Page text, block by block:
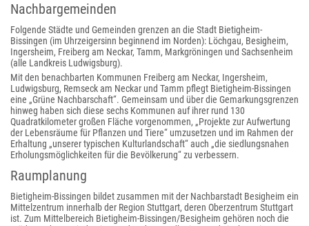
Nachbargemeinden
Folgende Städte und Gemeinden grenzen an die Stadt Bietigheim-
Bissingen (im Uhrzeigersinn beginnend im Norden): Löchgau, Besigheim,
Ingersheim, Freiberg am Neckar, Tamm, Markgröningen und Sachsenheim
(alle Landkreis Ludwigsburg).
Mit den benachbarten Kommunen Freiberg am Neckar, Ingersheim,
Ludwigsburg, Remseck am Neckar und Tamm pflegt Bietigheim-Bissingen
eine „Grüne Nachbarschaft“. Gemeinsam und über die Gemarkungsgrenzen
hinweg haben sich diese sechs Kommunen auf ihrer rund 130
Quadratkilometer großen Fläche vorgenommen, „Projekte zur Aufwertung
der Lebensräume für Pflanzen und Tiere“ umzusetzen und im Rahmen der
Erhaltung „unserer typischen Kulturlandschaft“ auch „die siedlungsnahen
Erholungsmöglichkeiten für die Bevölkerung“ zu verbessern.
Raumplanung
Bietigheim-Bissingen bildet zusammen mit der Nachbarstadt Besigheim ein
Mittelzentrum innerhalb der Region Stuttgart, deren Oberzentrum Stuttgart
ist. Zum Mittelbereich Bietigheim-Bissingen/Besigheim gehören noch die